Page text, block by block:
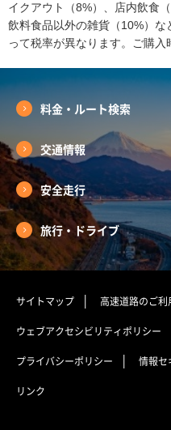
イクアウト（8%）、店内飲食
飲料食品以外の雑貨（10%）な
って税率が異なります。ご購入
料金・ルート検索
交通情報
安全走行
旅行・ドライブ
サイトマップ 高速道路のご
ウェブアクセシビリティポリシー
プライバシーポリシー 情報セ
リンク